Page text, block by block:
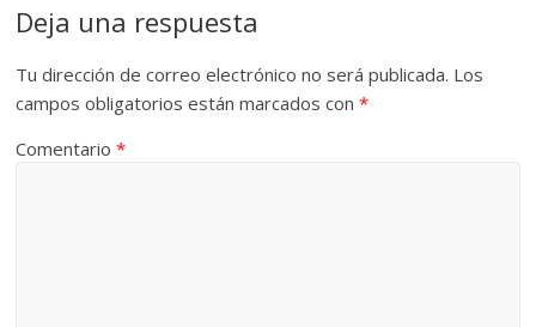
Deja una respuesta
Tu dirección de correo electrónico no será publicada. Los
campos obligatorios están marcados con*
Comentario*